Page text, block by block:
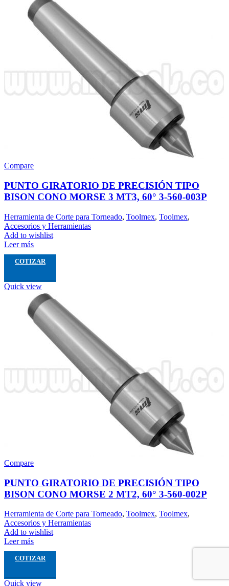
Compare
PUNTO GIRATORIO DE PRECISIÓN TIPO
BISON CONO MORSE 3 MT3, 60° 3-560-003P
Herramienta de Corte para Torneado, Toolmex, Toolmex,
Accesorios y Herramientas
Add to wishlist
Leer más
COTIZAR
Quick view
Compare
PUNTO GIRATORIO DE PRECISIÓN TIPO
BISON CONO MORSE 2 MT2, 60° 3-560-002P
Herramienta de Corte para Torneado, Toolmex, Toolmex,
Accesorios y Herramientas
Add to wishlist
Leer más
COTIZAR
Quick view